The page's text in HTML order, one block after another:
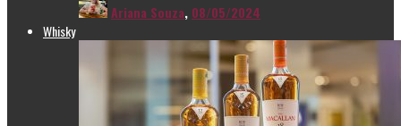
Ariana Souza, 08/05/2024
Whisky